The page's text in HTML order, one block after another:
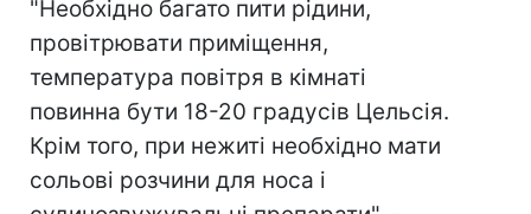
"Необхідно багато пити рідини,
провітрювати приміщення,
температура повітря в кімнаті
повинна бути 18-20 градусів Цельсія.
Крім того, при нежиті необхідно мати
сольові розчини для носа і